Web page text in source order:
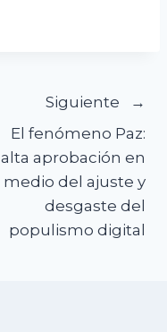
Siguiente
El fenómeno Paz:
alta aprobación en
medio del ajuste y
desgaste del
populismo digital